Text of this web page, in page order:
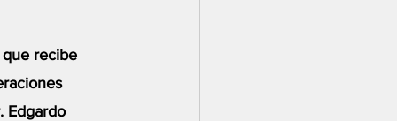
recibe
Edgardo